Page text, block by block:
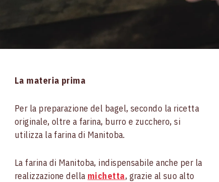
La materia prima
Per la preparazione del bagel, secondo la ricetta
originale, oltre a farina, burro e zucchero, si
utilizza la farina di Manitoba.
La farina di Manitoba, indispensabile anche per la
realizzazione della michetta, grazie al suo alto